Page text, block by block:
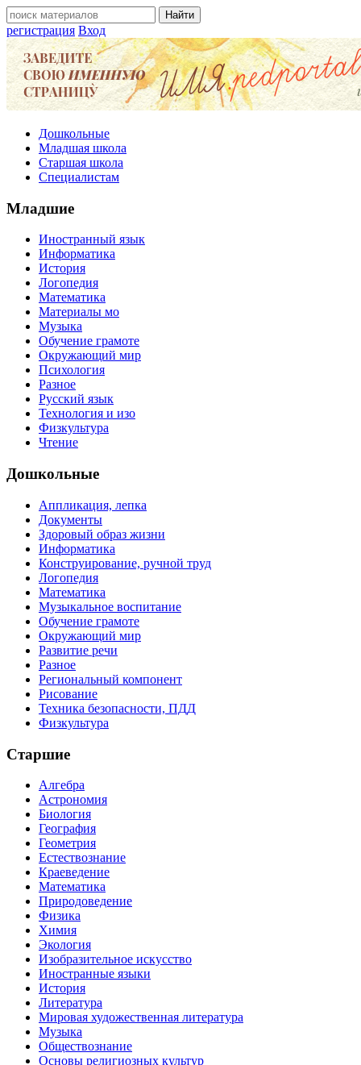
регистрация Вход
Дошкольные
Младшая школа
Старшая школа
Специалистам
Младшие
Иностранный язык
Информатика
История
Логопедия
Математика
Материалы мо
Музыка
Обучение грамоте
Окружающий мир
Психология
Разное
Русский язык
Технология и изо
Физкультура
Чтение
Дошкольные
Аппликация, лепка
Документы
Здоровый образ жизни
Информатика
Конструирование, ручной труд
Логопедия
Математика
Музыкальное воспитание
Обучение грамоте
Окружающий мир
Развитие речи
Разное
Региональный компонент
Рисование
Техника безопасности, ПДД
Физкультура
Старшие
Алгебра
Астрономия
Биология
География
Геометрия
Естествознание
Краеведение
Математика
Природоведение
Физика
Химия
Экология
Изобразительное искусство
Иностранные языки
История
Литература
Мировая художественная литература
Музыка
Обществознание
Основы религиозных культур